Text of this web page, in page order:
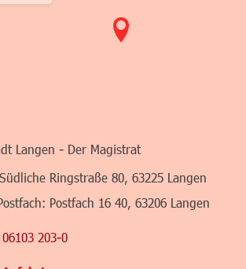
Langen - Der Magistrat
Link zur Google-Maps Navigation
Südliche Ringstraße 80 63225 Langen
Postfach 16 40, 63206 Langen
06103 203-0